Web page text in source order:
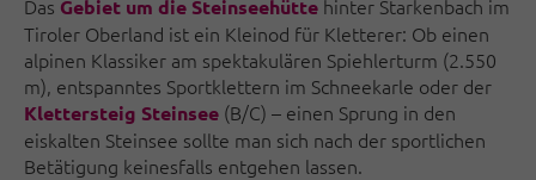
Das Gebiet um die Steinseehütte hinter Starkenbach im
Tiroler Oberland ist ein Kleinod für Kletterer: Ob einen
alpinen Klassiker am spektakulären Spiehlerturm (2.550
m), entspanntes Sportklettern im Schneekarle oder der
Klettersteig Steinsee (B/C) – einen Sprung in den
eiskalten Steinsee sollte man sich nach der sportlichen
Betätigung keinesfalls entgehen lassen.